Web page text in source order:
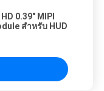
0.39" MIPI
สำหรับ HUD